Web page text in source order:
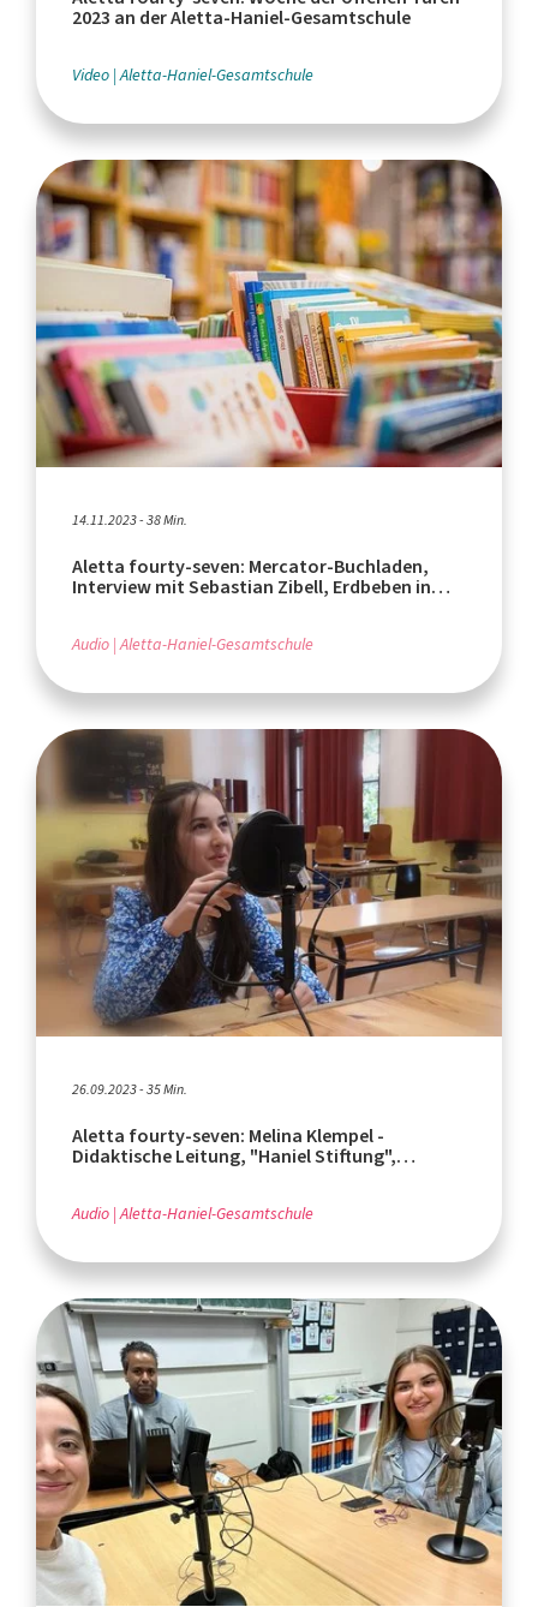
2023 an der Aletta-Haniel-Gesamtschule
Video Aletta-Haniel-Gesamtschule
14.11.2023 - 38 Min.
Aletta fourty-seven: Mercator-Buchladen,
Interview mit Sebastian Zibell, Erdbeben in
Audio Aletta-Haniel-Gesamtschule
26.09.2023 - 35 Min.
Aletta fourty-seven: Melina Klempel -
Didaktische Leitung, "Haniel Stiftung",
Audio Aletta-Haniel-Gesamtschule